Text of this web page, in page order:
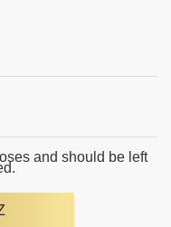
and should be left